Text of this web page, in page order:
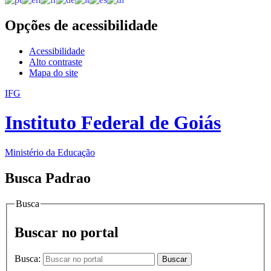
Opções de acessibilidade
Acessibilidade
Alto contraste
Mapa do site
IFG
Instituto Federal de Goiás
Ministério da Educação
Busca Padrao
Busca
Buscar no portal
Busca: Buscar